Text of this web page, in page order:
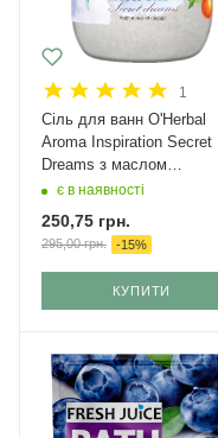
1
Сіль для ванн O'Herbal
Aroma Inspiration Secret
Dreams з маслом
апельсина і пачулі 1100 г
є в наявності
250,75 грн.
295,00грн. -15%
КУПИТИ